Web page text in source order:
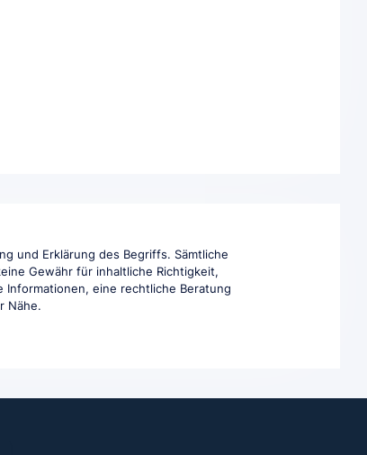
und Erklärung des Begriffs. Sämtliche
Gewähr für inhaltliche Richtigkeit,
eine rechtliche Beratung
Nähe.